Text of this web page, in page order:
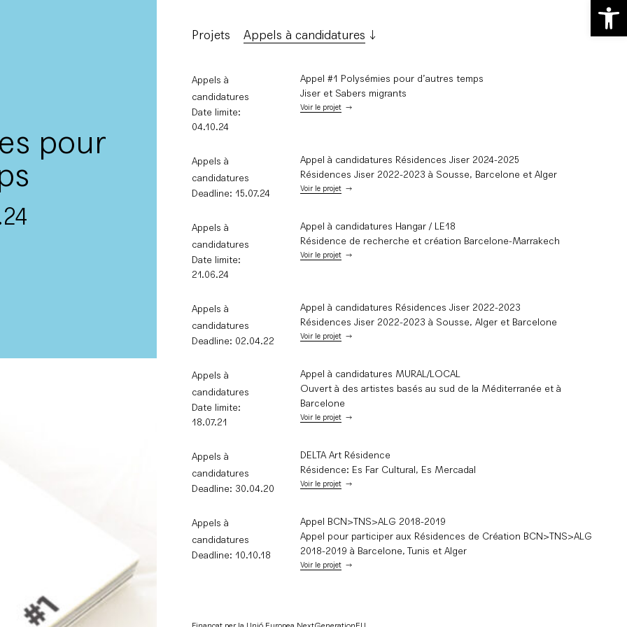
Ouvrir
pour
2025
2023
Projets
Appels à candidatures
candidatures
MURAL
Publications
Appels à
candidatures
Date limite:
04.10.24
Appel #1 Polysémies pour d’autres temps
Jiser et Sabers migrants
Voir le projet
Appels à
candidatures
Deadline: 15.07.24
Appel à candidatures Résidences Jiser 2024-2025
Résidences Jiser 2022-2023 à Sousse, Barcelone et Alger
Voir le projet
Appels à
candidatures
Date limite:
21.06.24
Appel à candidatures Hangar / LE18
Résidence de recherche et création Barcelone-Marrakech
Voir le projet
Appels à
candidatures
Deadline: 02.04.22
Appel à candidatures Résidences Jiser 2022-2023
Résidences Jiser 2022-2023 à Sousse, Alger et Barcelone
Voir le projet
Appels à
candidatures
Date limite:
18.07.21
Appel à candidatures MURAL/LOCAL
Ouvert à des artistes basés au sud de la Méditerranée et à
Barcelone
Voir le projet
Appels à
candidatures
Deadline: 30.04.20
DELTA Art Résidence
Résidence: Es Far Cultural, Es Mercadal
Voir le projet
Appels à
candidatures
Deadline: 10.10.18
Appel BCN>TNS>ALG 2018-2019
Appel pour participer aux Résidences de Création BCN>TNS>ALG
2018-2019 à Barcelone, Tunis et Alger
Voir le projet